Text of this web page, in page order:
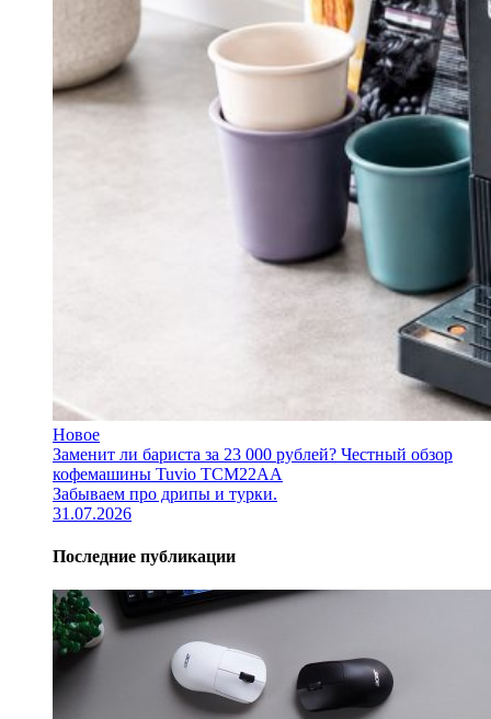
Новое
Заменит ли бариста за 23 000 рублей? Честный обзор
кофемашины Tuvio TCM22AA
Забываем про дрипы и турки.
31.07.2026
Последние публикации